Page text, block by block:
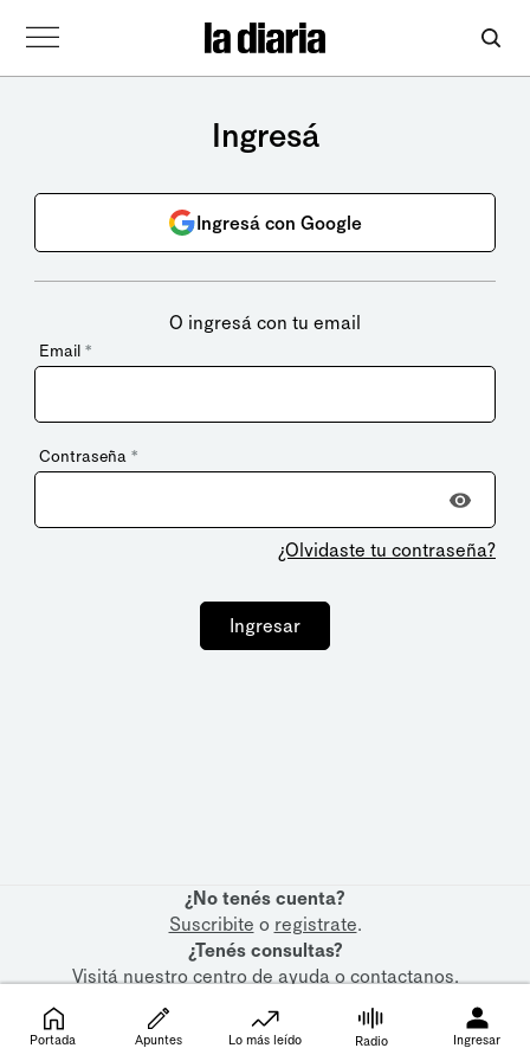
Ingresá
Ingresá con Google
O ingresá con tu email
Email *
Contraseña *
¿Olvidaste tu contraseña?
Ingresar
¿No tenés cuenta?
Suscribite o registrate.
¿Tenés consultas?
Visitá nuestrocentro de ayudaocontactanos.
Portada Apuntes Lo más leído Radio Ingresar